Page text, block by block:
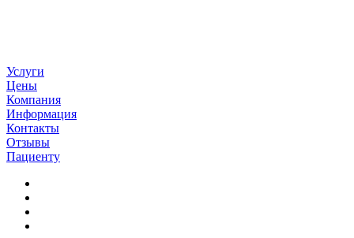
Услуги
Цены
Компания
Информация
Контакты
Отзывы
Пациенту